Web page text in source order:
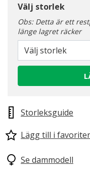
Välj storlek
Obs: Detta är ett
länge lagret räcker
Välj storlek
Storleksguide
Lägg till i favoriter
Se dammodell